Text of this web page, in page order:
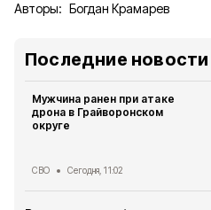
Авторы: Богдан Крамарев
Последние новости
Мужчина ранен при атаке
дрона в Грайворонском
округе
СВО Сегодня, 11:02